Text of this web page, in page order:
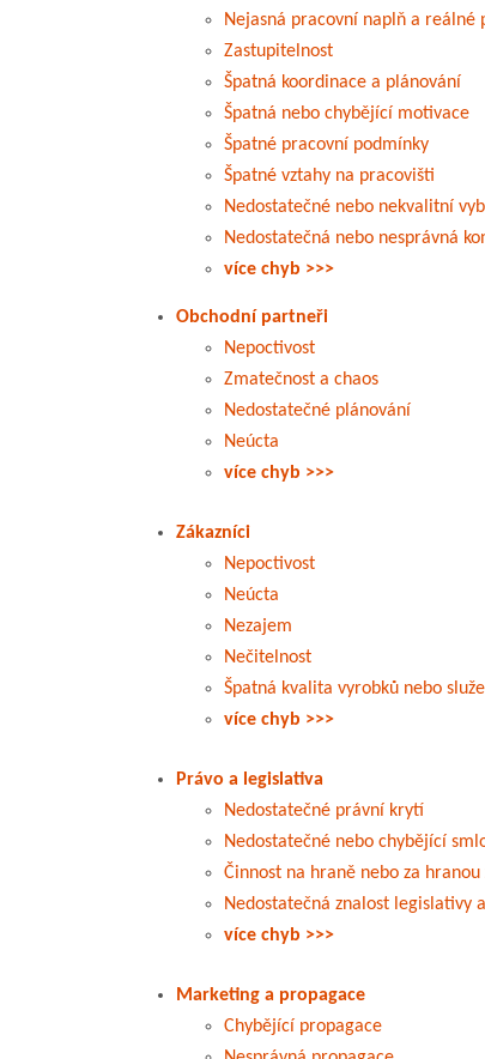
Nejasná pracovní naplň a reálné
Zastupitelnost
Špatná koordinace a plánování
Špatná nebo chybějící motivace
Špatné pracovní podmínky
Špatné vztahy na pracovišti
Nedostatečné nebo nekvalitní
Nedostatečná nebo nesprávná
více chyb >>>
Obchodní partneři
Nepoctivost
Zmatečnost a chaos
Nedostatečné plánování
Neúcta
více chyb >>>
Zákazníci
Nepoctivost
Neúcta
Nezajem
Nečitelnost
Špatná kvalita vyrobků nebo
více chyb >>>
Právo a legislativa
Nedostatečné právní krytí
Nedostatečné nebo chybějící
Činnost na hraně nebo za hranou
Nedostatečná znalost legislativy
více chyb >>>
Marketing a propagace
Chybějící propagace